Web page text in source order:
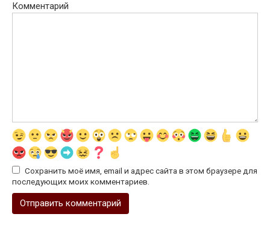
Комментарий
Сохранить моё имя, email и адрес сайта в этом браузере для
последующих моих комментариев.